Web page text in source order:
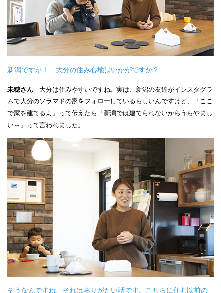
新潟ですか！ 大分の住み心地はいかがですか？
未穂さん
大分は住みやすいですね。実は、新潟の友達がインスタグラ
ムで大分のソラマドの家をフォローしているらしいんですけど、「ここ
で家を建てるよ」って伝えたら「新潟では建てられないからうらやまし
い～」って言われました。
そうなんですね、それはありがたい話です。こちらに住む以前の